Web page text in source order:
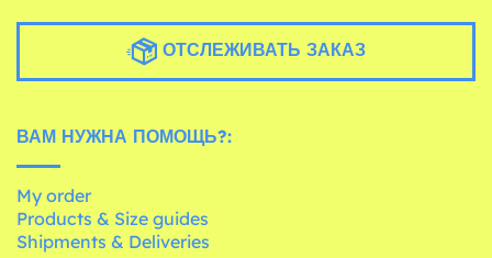
ОТСЛЕЖИВАТЬ ЗАКАЗ
ВАМ НУЖНА ПОМОЩЬ?:
My order
Products & Size guides
Shipments & Deliveries